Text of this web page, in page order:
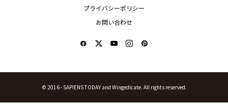
プライバシーポリシー
お問い合わせ
© 2016 -SAPIENS TODAY and Wingedicate. All rights reserved.